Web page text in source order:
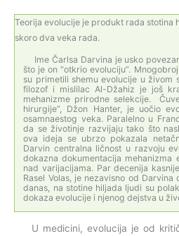
Teorija evolucije je produkt rada stotina
skoro dva veka rada.
Ime Čarlsa Darvina je usko
što je on “otkrio evoluciju”.
su primetili shemu evolucije u živom
filozof i mislilac Al-Džahiz je još
mehanizme prirodne selekcije.
hirurgije”, Džon Hanter, je uočio
osamnaestog veka. Paralelno u
da se životinje razvijaju tako što
ova ideja se ubrzo pokazala
Darvin centralna ličnost u razvoju
dokazna dokumentacija mehanizma
nad varijacijama. Par decenija
Rasel Volas, je nezavisno od
danas, na stotine hiljada ljudi su
dokaza evolucije i njenog dejstva u
U medicini, evolucija je od